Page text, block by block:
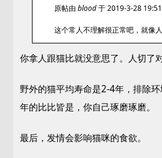
原帖由 blood于 2019-3-28
这个常人不理解很正常吧，就像
你拿人跟猫比就没意思了。人切了
野外的猫平均寿命是2-4年，排除
年的比比皆是，你自己琢磨琢磨。
最后，发情会影响猫咪的食欲。